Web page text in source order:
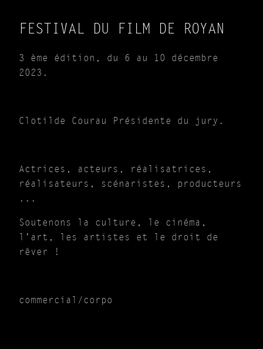
FESTIVAL DU FILM DE ROYAN
3 ème édition, du 6 au 10 décembre
2023.
Clotilde Courau Présidente du jury.
Actrices, acteurs, réalisatrices,
réalisateurs, scénaristes, producteurs
...
Soutenons la culture, le cinéma,
l'art, les artistes et le droit de
rêver !
commercial/corpo